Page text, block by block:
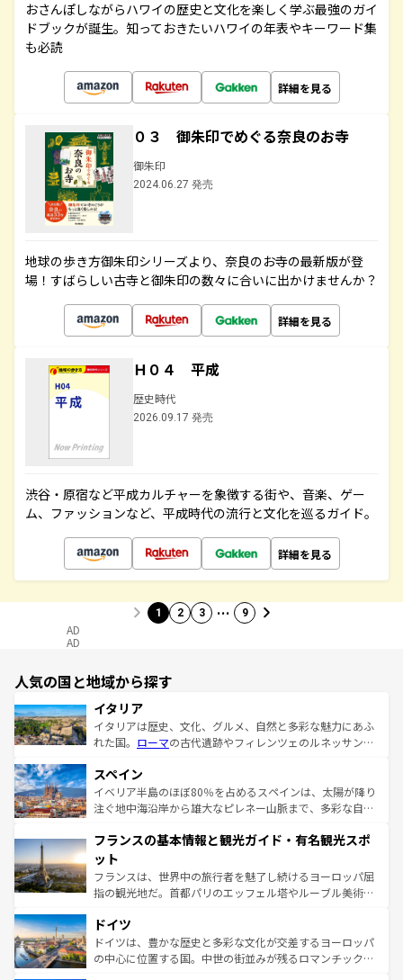
おさんぽしながらハワイの歴史と文化を楽しく学ぶ最強のガイ
ドブックが誕生。知っておきたいハワイの年表やキーワード集
も必読
詳細を見る
０３ 御朱印でめぐる奈良のお寺
御朱印
2024.06.27 発売
地球の歩き方御朱印シリーズより、奈良のお寺の最新版が登
場！すばらしい古寺と御朱印の数々に合いに出かけませんか？
詳細を見る
Ｈ０４ 平成
歴史時代
2026.09.17 発売
渋谷・原宿など平成カルチャーを象徴する街や、音楽、ゲー
ム、ファッションなど、平成時代の流行と文化を巡るガイド。
詳細を見る
1 2 3 … 9
AD
AD
人気の国と地域から探す
イタリア
イタリアは歴史、文化、グルメ、自然と多彩な魅力にあふ
れた国。 ローマの古代遺跡やフィレンツェのルネッサンス
ろん、トスカーナの美しい田園風景やアマルフィ海岸の絶
景など、自然景観も見逃せない。観光の合間には、本場の
ピザやパスタなど、絶品のイタリア料理を堪能することも
ませてくれるイタリアで、忘れられない旅をしてみよう！
なお、新着のイタリア情報は
しい。
スペイン
イベリア半島のほぼ80％を占めるスペインは、太陽が降り
注ぐ地中海沿岸から雄大なピレネー山脈まで、多彩な自然
文化が根付くこの国では、情熱的なフラメンコ、熱気あふ
れる闘牛、そして美味しいタパスが生活の一部となってい
る。首都マドリードの洗練された雰囲気や、バルセロナの
アートに溢れた街角から、地方では古代ローマ遺跡や中世
せる。地方によって風土や気候が異なるスペインはその個
性で訪れる人を魅了する。 なお、新着のスペイン情報は コ
ンテンツ一覧を参照してほしい。
フランスの基本情報と観光ガイド・有名観光スポ
ット
フランスは、世界中の旅行者を魅了し続けるヨーロッパ屈
指の観光地だ。首都パリのエッフェル塔やルーブル美術館
で、幅広い魅力が詰まっている。華麗な宮殿、歴史的な大
聖堂、美しいビーチ、そして豊かな自然が、訪れる者を心
から魅了する。また、フランスは美食の国としても知ら
ドイツ
ドイツは、豊かな歴史と多彩な文化が交差するヨーロッパ
の中心に位置する国。中世の街並みが残るロマンチック街